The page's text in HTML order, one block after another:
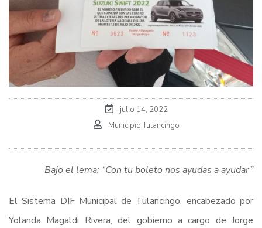
julio 14, 2022
Municipio Tulancingo
Bajo el lema: “Con tu boleto nos ayudas a ayudar”
El Sistema DIF Municipal de Tulancingo, encabezado por
Yolanda Magaldi Rivera, del gobierno a cargo de Jorge